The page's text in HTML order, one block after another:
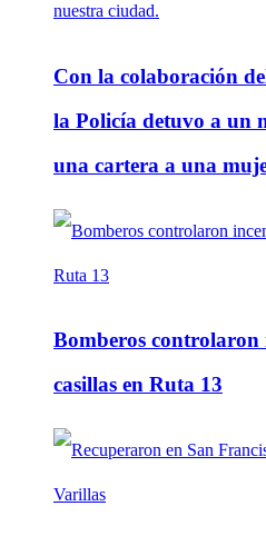
Con la colaboración
la Policía detuvo a un
una cartera a una
Bomberos
casillas en Ruta 13